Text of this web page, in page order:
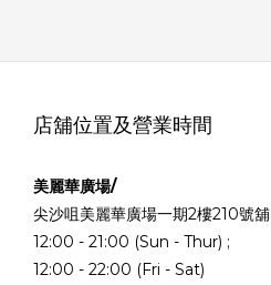
店舖位置及營業時間
美麗華廣場/
尖沙咀美麗華廣場一期2樓210號舖
12:00 - 21:00 (Sun - Thur) ;
12:00 - 22:00 (Fri - Sat)